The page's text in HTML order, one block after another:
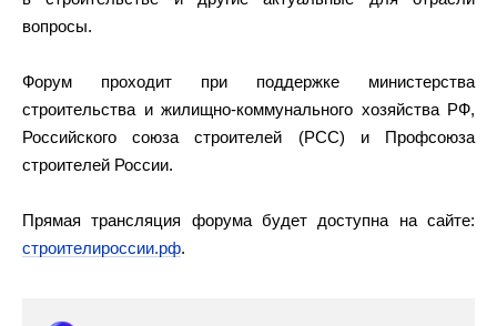
вопросы.
Форум проходит при поддержке министерства
строительства и жилищно-коммунального хозяйства РФ,
Российского союза строителей (РСС) и Профсоюза
строителей России.
Прямая трансляция форума будет доступна на сайте:
строителироссии.рф.